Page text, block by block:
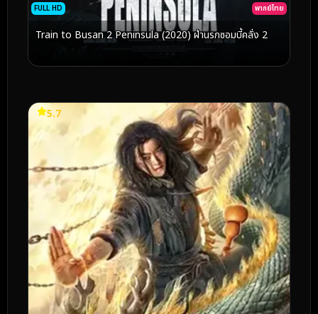
FULL HD พากย์ไทย
Train to Busan 2 Peninsula (2020) ฝ่านรกซอมบี้คลั่ง 2
5.7